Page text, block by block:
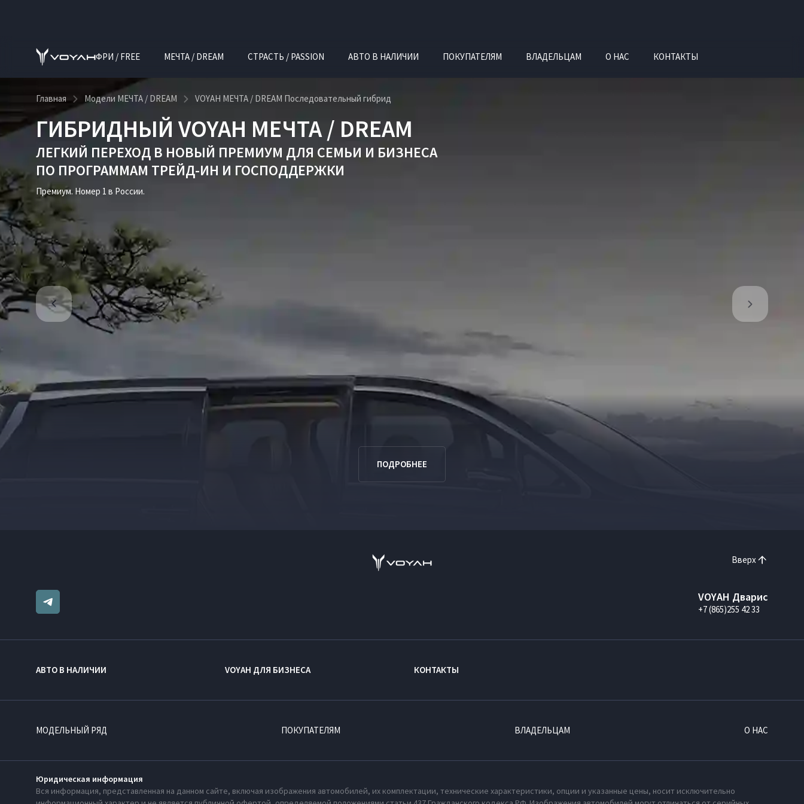
ФРИ / FREE МЕЧТА / DREAM СТРАСТЬ / PASSION АВТО В НАЛИЧИИ ПОКУПАТЕЛЯМ ВЛАДЕЛЬЦАМ О НАС КОНТАКТЫ
Главная Модели МЕЧТА / DREAM VOYAH МЕЧТА / DREAM Последовательный гибрид
ГИБРИДНЫЙ VOYAH МЕЧТА / DREAM
ЛЕГКИЙ ПЕРЕХОД В НОВЫЙ ПРЕМИУМ ДЛЯ СЕМЬИ И БИЗНЕСА
ПО ПРОГРАММАМ ТРЕЙД-ИН И ГОСПОДДЕРЖКИ
Премиум. Номер 1 в России.
ПОДРОБНЕЕ
Вверх
VOYAH Дварис
+7 (865)255 42 33
АВТО В НАЛИЧИИ VOYAH ДЛЯ БИЗНЕСА КОНТАКТЫ
МОДЕЛЬНЫЙ РЯД ПОКУПАТЕЛЯМ ВЛАДЕЛЬЦАМ О НАС
Юридическая информация
Вся информация, представленная на данном сайте, включая изображения автомобилей, их комплектации, технические характеристики, опции и указанные цены, носит исключительно